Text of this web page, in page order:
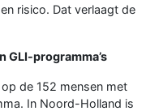
risico. Dat verlaagt de
GLI-programma’s
de 152 mensen met
In Noord-Holland is